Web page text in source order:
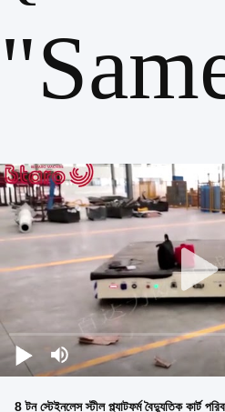
8 টন স্টেইনলেস স্টীল প্ল্যাটফর্ম বৈদ্যুতিক কার্ট